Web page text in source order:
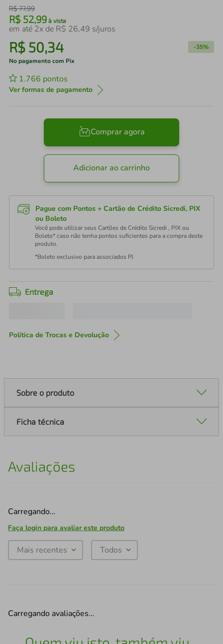
R$77,99
R$ 52,99 à vista
em até 2x de R$ 26,49 s/juros
R$ 50,34 -35%
No pagamento com Pix
1.766 pontos
Ver formas de pagamento
Comprar agora
Adicionar ao carrinho
Pague com Pontos + Cartão de Crédito Sicredi, PIX
ou Boleto
Você pode utilizar seus Cartões de Crédito Sicredi , PIX ou
Boleto* caso não tenha pontos suficientes para a compra deste
produto.
*Boleto exclusivo para associados PJ
Entrega
Política de Trocas e Devolução
Sobre o produto
Ficha técnica
Avaliações
Carregando…
Faça login para avaliar este produto
Mais recentes Todos
Carregando avaliações…